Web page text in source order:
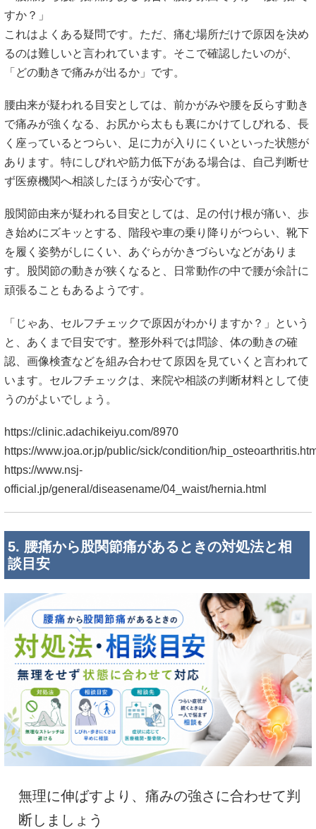
すか？」
これはよくある疑問です。ただ、痛む場所だけで原因を決め
るのは難しいと言われています。そこで確認したいのが、
「どの動きで痛みが出るか」です。
腰由来が疑われる目安としては、前かがみや腰を反らす動き
で痛みが強くなる、お尻から太もも裏にかけてしびれる、長
く座っているとつらい、足に力が入りにくいといった状態が
あります。特にしびれや筋力低下がある場合は、自己判断せ
ず医療機関へ相談したほうが安心です。
股関節由来が疑われる目安としては、足の付け根が痛い、歩
き始めにズキッとする、階段や車の乗り降りがつらい、靴下
を履く姿勢がしにくい、あぐらがかきづらいなどがありま
す。股関節の動きが狭くなると、日常動作の中で腰が余計に
頑張ることもあるようです。
「じゃあ、セルフチェックで原因がわかりますか？」という
と、あくまで目安です。整形外科では問診、体の動きの確
認、画像検査などを組み合わせて原因を見ていくと言われて
います。セルフチェックは、来院や相談の判断材料として使
うのがよいでしょう。
https://clinic.adachikeiyu.com/8970
https://www.joa.or.jp/public/sick/condition/
https://www.nsj-
official.jp/general/diseasename/04_waist/hernia.html
5. 腰痛から股関節痛があるときの対処法と相
談目安
無理に伸ばすより、痛みの強さに合わせて判
断しましょう